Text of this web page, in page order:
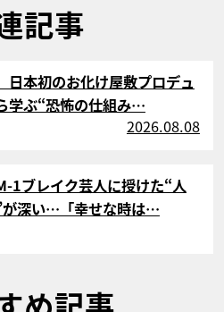
記事
日本初のお化け屋敷プロデュ
学ぶ“恐怖の仕組み…
2026.08.08
1ブレイク芸人に授けた“人
が深い…「幸せな時は…